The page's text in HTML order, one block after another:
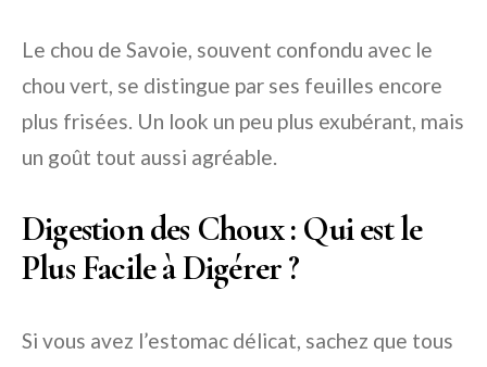
Le chou de Savoie, souvent confondu avec le
chou vert, se distingue par ses feuilles encore
plus frisées. Un look un peu plus exubérant, mais
un goût tout aussi agréable.
Digestion des Choux : Qui est le
Plus Facile à Digérer ?
Si vous avez l’estomac délicat, sachez que tous